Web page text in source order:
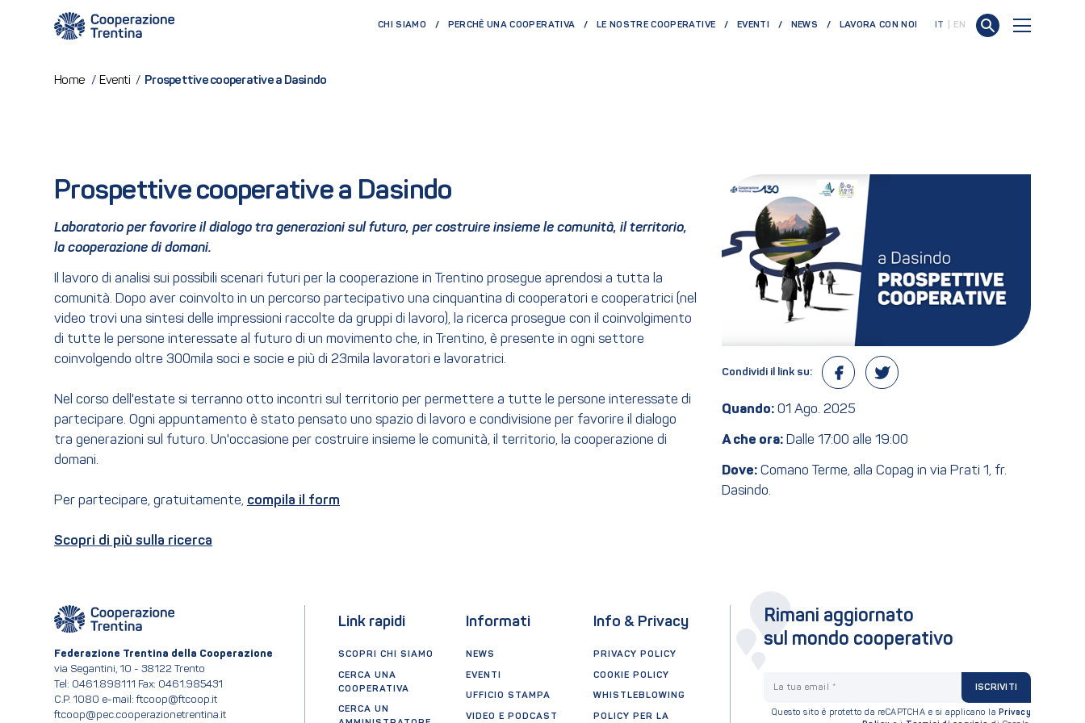
CHI SIAMO PERCHÈ UNA COOPERATIVA LE NOSTRE COOPERATIVE EVENTI NEWS LAVORA CON NOI IT EN
Home / Eventi / Prospettive cooperative a Dasindo
Prospettive cooperative a Dasindo
Laboratorio per favorire il dialogo tra generazioni sul futuro, per costruire insieme le comunità, il territorio,
la cooperazione di domani.
Il lavoro di analisi sui possibili scenari futuri per la cooperazione in Trentino prosegue aprendosi a tutta la
comunità. Dopo aver coinvolto in un percorso partecipativo una cinquantina di cooperatori e cooperatrici (nel
video trovi una sintesi delle impressioni raccolte da gruppi di lavoro), la ricerca prosegue con il coinvolgimento
di tutte le persone interessate al futuro di un movimento che, in Trentino, è presente in ogni settore
coinvolgendo oltre 300mila soci e socie e più di 23mila lavoratori e lavoratrici.
Nel corso dell'estate si terranno otto incontri sul territorio per permettere a tutte le persone interessate di
partecipare. Ogni appuntamento è stato pensato uno spazio di lavoro e condivisione per favorire il dialogo
tra generazioni sul futuro. Un'occasione per costruire insieme le comunità, il territorio, la cooperazione di
domani.
Per partecipare, gratuitamente, compila il form
Scopri di più sulla ricerca
Condividi il link su:
Quando:01 Ago. 2025
A che ora:Dalle 17:00 alle 19:00
Dove:Comano Terme, alla Copag in via Prati 1, fr.
Dasindo.
Federazione Trentina della Cooperazione
via Segantini, 10 - 38122 Trento
Tel: 0461.898111 Fax: 0461.985431
C.P. 1080 e-mail: ftcoop@ftcoop.it
ftcoop@pec.cooperazionetrentina.it
Link rapidi
SCOPRI CHI SIAMO
CERCA UNA
COOPERATIVA
CERCA UN
Informati
NEWS
EVENTI
UFFICIO STAMPA
VIDEO E PODCAST
Info & Privacy
PRIVACY POLICY
COOKIE POLICY
WHISTLEBLOWING
POLICY PER LA
Rimani aggiornato
sul mondo cooperativo
ISCRIVITI
Questo sito è protetto da reCAPTCHA e si applicano la Privacy